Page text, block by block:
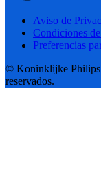
Aviso de
Condiciones
Preferencias
© Koninklijke Philips
reservados.